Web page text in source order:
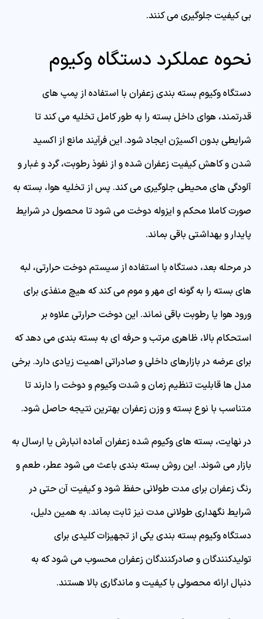
بی‌ کیفیت جلوگیری می‌ کنند.
نحوه عملکرد دستگاه وکیوم
دستگاه وکیوم بسته بندی زعفران با استفاده از پمپ های
قدرتمند، هوای داخل بسته را به طور کامل تخلیه می کند تا
شرایطی بدون اکسیژن ایجاد شود. این فرآیند مانع از اکسید
شدن و کاهش کیفیت زعفران شده و از نفوذ رطوبت، گرد و غبار و
آلودگی های محیطی جلوگیری می کند. پس از تخلیه هوا، بسته به
صورت کاملا محکم و ایزوله دوخت می شود تا محصول در شرایط
پایدار و بهداشتی باقی بماند.
در مرحله بعد، دستگاه با استفاده از سیستم دوخت حرارتی، لبه
های بسته را به گونه ای مهر و موم می کند که هیچ منفذی برای
ورود هوا یا رطوبت باقی نماند. این دوخت حرارتی علاوه بر
استحکام بالا، ظاهری مرتب و حرفه ای به بسته بندی می دهد که
برای عرضه در بازارهای داخلی و صادراتی اهمیت زیادی دارد. برخی
مدل ها قابلیت تنظیم زمان و شدت وکیوم و دوخت را دارند تا
متناسب با نوع بسته و وزن زعفران بهترین نتیجه حاصل شود.
در نهایت، بسته های وکیوم شده زعفران آماده انبارش یا ارسال به
بازار می شوند. این روش بسته بندی باعث می شود عطر، طعم و
رنگ زعفران برای مدت طولانی حفظ شود و کیفیت آن حتی در
شرایط نگهداری طولانی مدت نیز ثابت بماند. به همین دلیل،
دستگاه وکیوم بسته بندی یکی از تجهیزات کلیدی برای
تولیدکنندگان و صادرکنندگان زعفران محسوب می شود که به
دنبال ارائه محصولی با کیفیت و ماندگاری بالا هستند.